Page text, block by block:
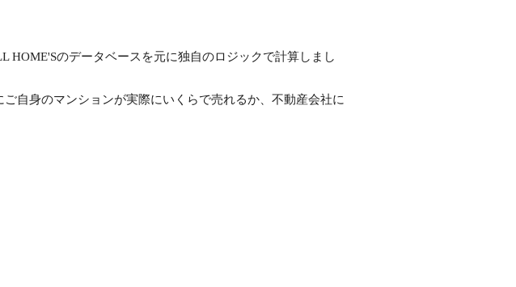
のデータベースを元に独自のロジックで計算しまし
自身のマンションが実際にいくらで売れるか、不動産会社に